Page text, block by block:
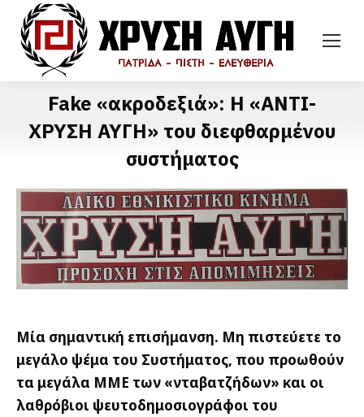
Fake «ακροδεξιά»: Η «ΑΝΤΙ-
ΧΡΥΣΗ ΑΥΓΗ» του διεφθαρμένου
συστήματος
Μία σημαντική επισήμανση. Μη πιστεύετε το
μεγάλο ψέμα του Συστήματος, που προωθούν
τα μεγάλα ΜΜΕ των «νταβατζήδων» και οι
λαθρόβιοι ψευτοδημοσιογράφοι του